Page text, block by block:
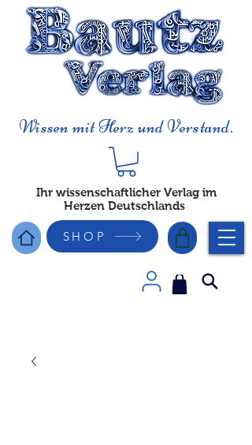
Wissen mit Herz und Verstand.
Ihr wissenschaftlicher Verlag im
Herzen Deutschlands
SHOP